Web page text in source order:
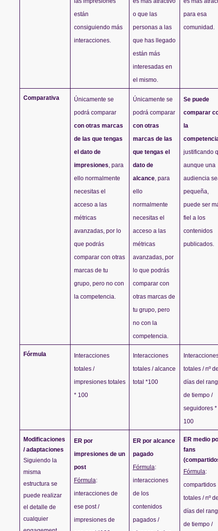
están
consiguiendo más
interacciones.
o que las
personas a las
que has llegado
están más
interesadas en
el mismo.
para esa
comunidad.
Comparativa
Únicamente se
podrá comparar
con otras marcas
de las que tengas
el dato de
impresiones , para
ello normalmente
necesitas el
acceso a las
métricas
avanzadas, por lo
que podrás
comparar con otras
marcas de tu
grupo, pero no con
la competencia.
Únicamente se
podrá comparar
con otras
marcas de las
que tengas el
dato de
alcance, para
ello
normalmente
necesitas el
acceso a las
métricas
avanzadas, por
lo que podrás
comparar con
otras marcas de
tu grupo, pero
no con la
competencia.
Se puede
comparar
la
justificando
aunque una
audiencia
pequeña,
puede ser
fiel a los
contenidos
publicados.
Fórmula
Interacciones
totales /
impresiones totales
* 100
Interacciones
totales / alcance
total *100
totales / nº
días del
de tiempo /
seguidores *
100
Modificaciones
/ adaptaciones
Siguiendo la
misma
estructura se
puede realizar
el detalle de
cualquier
ER por
impresiones de un
post
Fórmula:
interacciones de
ese post /
impresiones de
ER por alcance
pagado
Fórmula:
interacciones
de los
contenidos
pagados /
ER medio
fans
Fórmula:
compartidos
totales / nº
días del
de tiempo /